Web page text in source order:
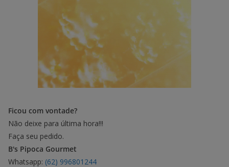
Ficou com vontade?
Não deixe para última hora!!!
Faça seu pedido.
B's Pipoca Gourmet
Whatsapp: (62) 996801244